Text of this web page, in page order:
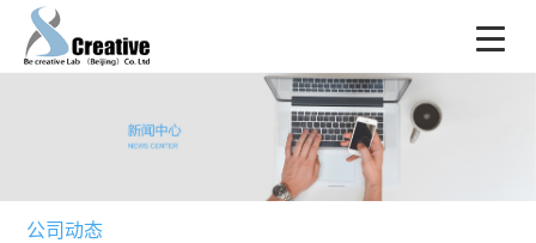
公司动态